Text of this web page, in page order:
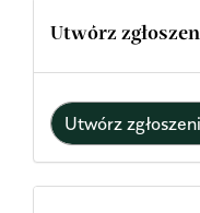
Utwórz
Utwórz